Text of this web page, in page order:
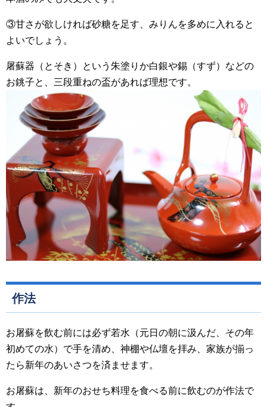
③甘さが欲しければ砂糖を足す、みりんを多めに入れると
よいでしょう。
屠蘇器（とそき）という朱塗りか白銀や錫（すず）などの
お銚子と、三段重ねの盃があれば理想です。
作法
お屠蘇を飲む前には必ず若水（元日の朝に汲んだ、その年
初めての水）で手を清め、神棚や仏壇を拝み、家族が揃っ
たら新年のあいさつを済ませます。
お屠蘇は、新年のおせち料理を食べる前に飲むのが作法で